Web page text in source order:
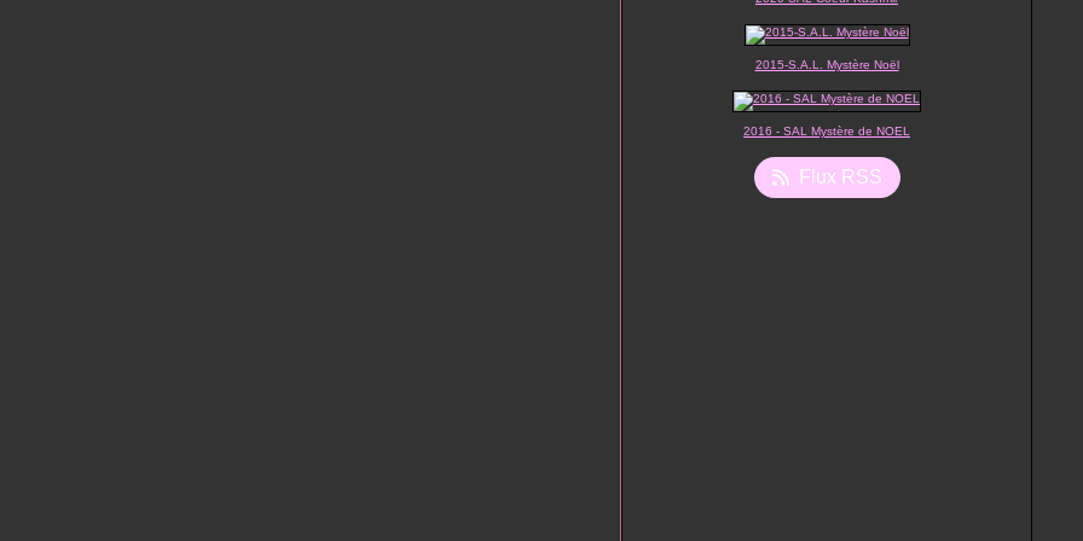
2015-S.A.L. Mystère Noël
2016 - SAL Mystère de NOEL
Flux RSS